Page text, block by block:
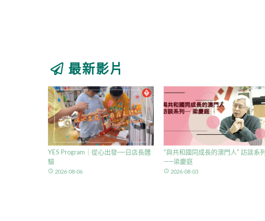
最新影片
YES Program｜從心出發·一日店長體
驗
access_time 2026-08-06
“與共和國同成長的澳門人” 訪談系列
——梁慶庭
access_time 2026-08-03